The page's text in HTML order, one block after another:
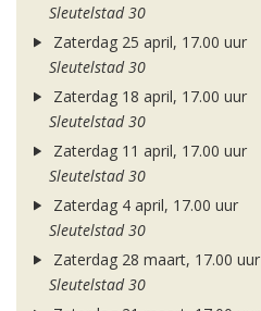
Sleutelstad 30
Zaterdag 25 april, 17.00 uur
Sleutelstad 30
Zaterdag 18 april, 17.00 uur
Sleutelstad 30
Zaterdag 11 april, 17.00 uur
Sleutelstad 30
Zaterdag 4 april, 17.00 uur
Sleutelstad 30
Zaterdag 28 maart, 17.00 uur
Sleutelstad 30